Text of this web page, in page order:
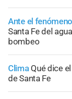
Ante el
Santa Fe del
bombeo
Clima Qué dice
de Santa Fe